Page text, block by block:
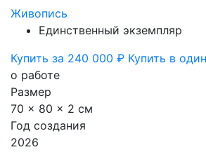
Живопись
Единственный экземпляр
Купить за 240 000 ₽ Купить в
о работе
Размер
70 x 80 x 2 см
Год создания
2026